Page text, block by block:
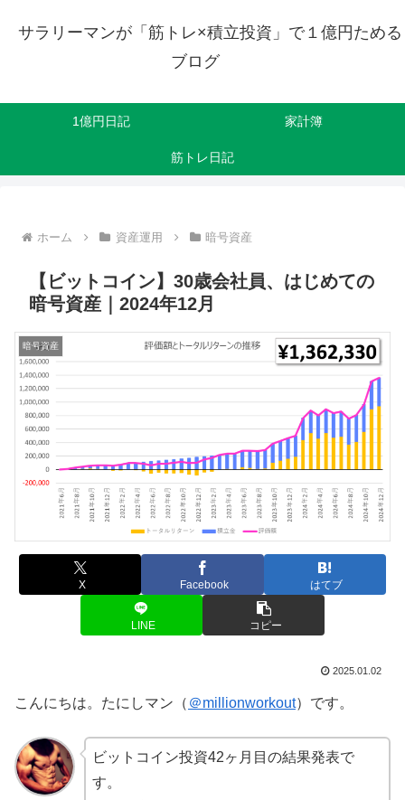
サラリーマンが「筋トレ×積立投資」で１億円ためる
ブログ
1億円日記 家計簿
筋トレ日記
ホーム 資産運用 暗号資産
【ビットコイン】30歳会社員、はじめての
暗号資産｜2024年12月
暗号資産
X Facebook はてブ
LINE コピー
2025.01.02
こんにちは。たにしマン（ ＠millionworkout）です。
ビットコイン投資42ヶ月目の結果発表で
す。